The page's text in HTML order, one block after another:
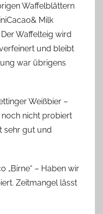
Waffelblättern
Milk
Waffelteig wird
und bleibt
war übrigens
Weißbier –
noch nicht probiert
sehr gut und
„Birne“ – Haben wir
Zeitmangel lässt